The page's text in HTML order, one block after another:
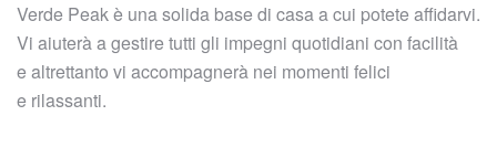
Verde Peak è una solida base di casa a cui potete affidarvi.
Vi aiuterà a gestire tutti gli impegni quotidiani con facilità
e altrettanto vi accompagnerà nei momenti felici
e rilassanti.